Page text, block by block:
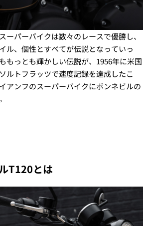
ーパーバイクは数々のレースで優勝し、
ル、個性とすべてが伝説となっていっ
もっとも輝かしい伝説が、1956年に米国
ルトフラッツで速度記録を達成したこ
アンフのスーパーバイクにボンネビルの
T120とは